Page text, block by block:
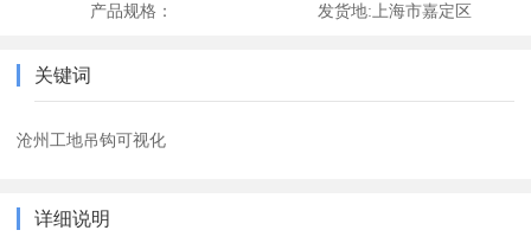
产品规格： 发货地:上海市嘉定区
关键词
沧州工地吊钩可视化
详细说明